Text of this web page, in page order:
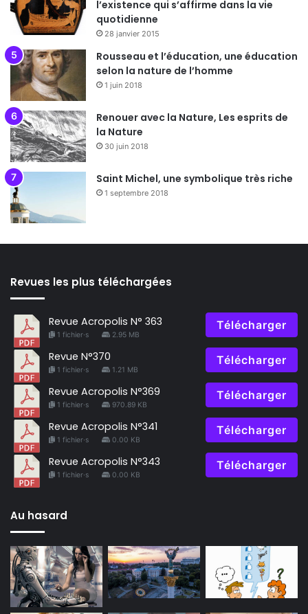
l’existence qui s’affirme dans la vie
quotidienne
28 janvier 2015
Rousseau et l’éducation, une éducation
selon la nature de l’homme
1 juin 2018
Renouer avec la Nature, Les esprits de
la Nature
30 juin 2018
Saint Michel, une symbolique très riche
1 septembre 2018
Revues les plus téléchargées
Revue Acropolis N° 363
1 fichier·s 2.95 MB
Télécharger
Revue N°370
1 fichier·s 1.21 MB
Télécharger
Revue Acropolis N°369
1 fichier·s 970.89 KB
Télécharger
Revue Acropolis N°341
1 fichier·s 0.00 KB
Télécharger
Revue Acropolis N°343
1 fichier·s 0.00 KB
Télécharger
Au hasard